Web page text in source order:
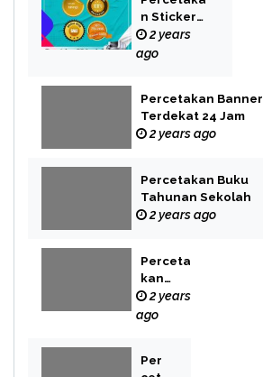
n Sticker
Label
2 years
ago
Percetakan Banner
Terdekat 24 Jam
2 years ago
Percetakan Buku
Tahunan Sekolah
2 years ago
Perceta
kan
Buku
Novel
2 years
ago
Per